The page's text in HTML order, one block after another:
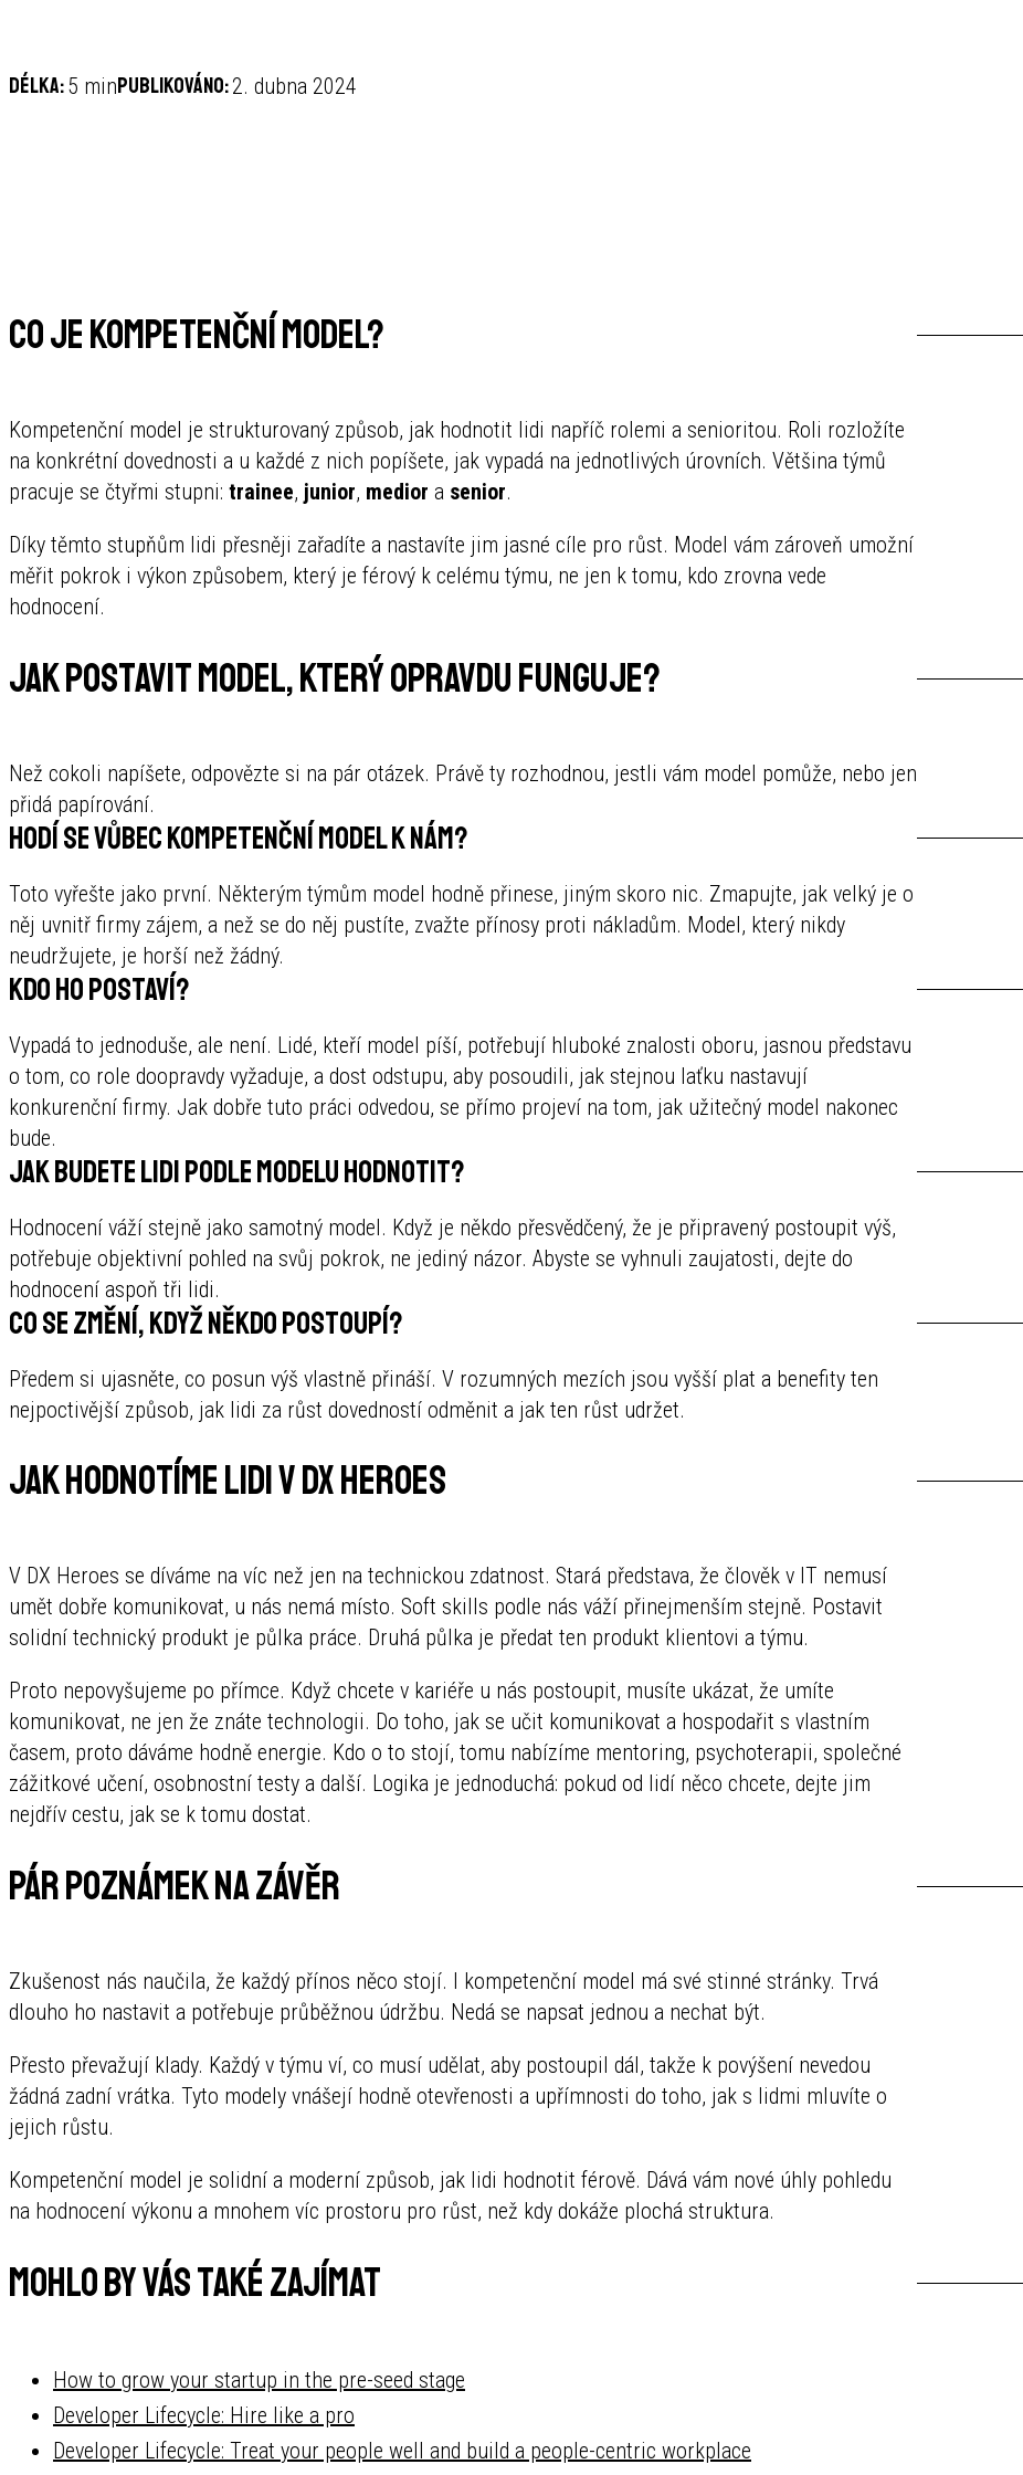
Délka:5 minPublikováno:2. dubna 2024
Co je kompetenční model?
Kompetenční model je strukturovaný způsob, jak hodnotit lidi napříč rolemi a senioritou. Roli rozložíte
na konkrétní dovednosti a u každé z nich popíšete, jak vypadá na jednotlivých úrovních. Většina týmů
pracuje se čtyřmi stupni: trainee, junior, medior a senior.
Díky těmto stupňům lidi přesněji zařadíte a nastavíte jim jasné cíle pro růst. Model vám zároveň umožní
měřit pokrok i výkon způsobem, který je férový k celému týmu, ne jen k tomu, kdo zrovna vede
hodnocení.
Jak postavit model, který opravdu funguje?
Než cokoli napíšete, odpovězte si na pár otázek. Právě ty rozhodnou, jestli vám model pomůže, nebo jen
přidá papírování.
Hodí se vůbec kompetenční model k nám?
Toto vyřešte jako první. Některým týmům model hodně přinese, jiným skoro nic. Zmapujte, jak velký je o
něj uvnitř firmy zájem, a než se do něj pustíte, zvažte přínosy proti nákladům. Model, který nikdy
neudržujete, je horší než žádný.
Kdo ho postaví?
Vypadá to jednoduše, ale není. Lidé, kteří model píší, potřebují hluboké znalosti oboru, jasnou představu
o tom, co role doopravdy vyžaduje, a dost odstupu, aby posoudili, jak stejnou laťku nastavují
konkurenční firmy. Jak dobře tuto práci odvedou, se přímo projeví na tom, jak užitečný model nakonec
bude.
Jak budete lidi podle modelu hodnotit?
Hodnocení váží stejně jako samotný model. Když je někdo přesvědčený, že je připravený postoupit výš,
potřebuje objektivní pohled na svůj pokrok, ne jediný názor. Abyste se vyhnuli zaujatosti, dejte do
hodnocení aspoň tři lidi.
Co se změní, když někdo postoupí?
Předem si ujasněte, co posun výš vlastně přináší. V rozumných mezích jsou vyšší plat a benefity ten
nejpoctivější způsob, jak lidi za růst dovedností odměnit a jak ten růst udržet.
Jak hodnotíme lidi v DX Heroes
V DX Heroes se díváme na víc než jen na technickou zdatnost. Stará představa, že člověk v IT nemusí
umět dobře komunikovat, u nás nemá místo. Soft skills podle nás váží přinejmenším stejně. Postavit
solidní technický produkt je půlka práce. Druhá půlka je předat ten produkt klientovi a týmu.
Proto nepovyšujeme po přímce. Když chcete v kariéře u nás postoupit, musíte ukázat, že umíte
komunikovat, ne jen že znáte technologii. Do toho, jak se učit komunikovat a hospodařit s vlastním
časem, proto dáváme hodně energie. Kdo o to stojí, tomu nabízíme mentoring, psychoterapii, společné
zážitkové učení, osobnostní testy a další. Logika je jednoduchá: pokud od lidí něco chcete, dejte jim
nejdřív cestu, jak se k tomu dostat.
Pár poznámek na závěr
Zkušenost nás naučila, že každý přínos něco stojí. I kompetenční model má své stinné stránky. Trvá
dlouho ho nastavit a potřebuje průběžnou údržbu. Nedá se napsat jednou a nechat být.
Přesto převažují klady. Každý v týmu ví, co musí udělat, aby postoupil dál, takže k povýšení nevedou
žádná zadní vrátka. Tyto modely vnášejí hodně otevřenosti a upřímnosti do toho, jak s lidmi mluvíte o
jejich růstu.
Kompetenční model je solidní a moderní způsob, jak lidi hodnotit férově. Dává vám nové úhly pohledu
na hodnocení výkonu a mnohem víc prostoru pro růst, než kdy dokáže plochá struktura.
Mohlo by vás také zajímat
How to grow your startup in the pre-seed stage
Developer Lifecycle: Hire like a pro
Developer Lifecycle: Treat your people well and build a people-centric workplace